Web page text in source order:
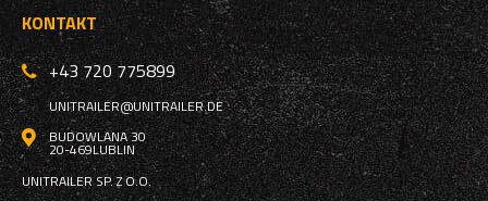
KONTAKT
+43 720 775899
UNITRAILER@UNITRAILER.DE
BUDOWLANA 30
20-469LUBLIN
UNITRAILER SP. Z O.O.